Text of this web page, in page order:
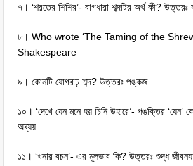
৭। ‘শরতের শিশির’- বাগধারা শব্দটির অর্থ কী?
৮। Who wrote ‘The Taming of the
Shakespeare
৯। কোনটি যোগরূঢ় শব্দ? উত্তরঃ পঙ্কজ
১০। ‘দেখে যেন মনে হয় চিনি উহারে’- পঙক্তির
অব্যয়
১১। ‘খনার বচন’- এর মূলভাব কি? উত্তরঃ শুদ্ধ